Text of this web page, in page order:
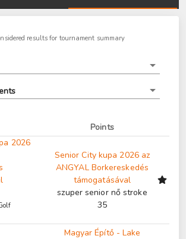
results for tournament summary
Points
2026
Senior City kupa 2026 az
ANGYAL Borkereskedés
támogatásával
szuper senior nő stroke
35
Magyar Építő - Lake